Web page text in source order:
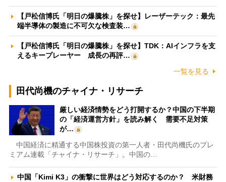
【戸松信博氏「明日の爆騰株」を探せ】レーザーテック：最先
端半導体の製造に不可欠な検査装…
【戸松信博氏「明日の爆騰株」を探せ】TDK：AIインフラを支
えるキープレーヤー 成長の再評…
一覧を見る
田代尚機のチャイナ・リサーチ
厳しい経済情勢をどう打開するか？中国の下半期
の「経済運営方針」を読み解く 需要不足対策
が…
中国経済に精通する中国株投資の第一人者・田代尚機氏のプレ
ミアム連載「チャイナ・リサーチ」。中国の…
中国「Kimi K3」の衝撃に世界はどう対応するのか？ 米財務